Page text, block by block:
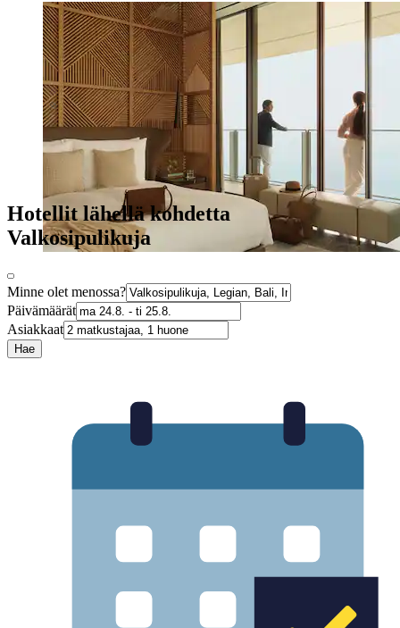
Hotellit lähellä kohdetta
Valkosipulikuja
Minne olet menossa?
Päivämäärät
Asiakkaat
Hae